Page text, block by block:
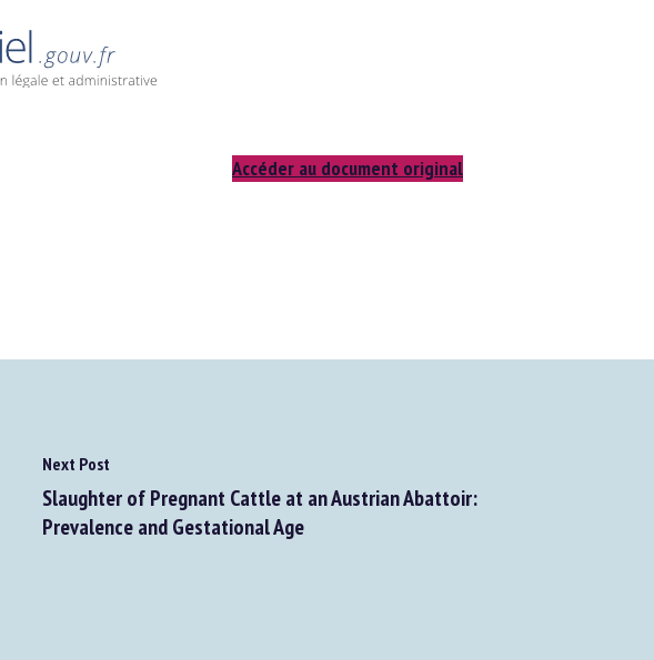
Accéder au document original
Next Post
Slaughter of Pregnant Cattle at an Austrian Abattoir:
Prevalence and Gestational Age